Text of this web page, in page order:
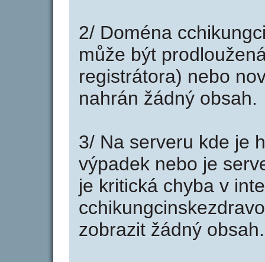
2/ Doména
může být
registrátora) nebo
nahrán žádný obsah.
3/ Na serveru kde je
výpadek nebo je
je kritická chyba v
zobrazit žádný obsah.